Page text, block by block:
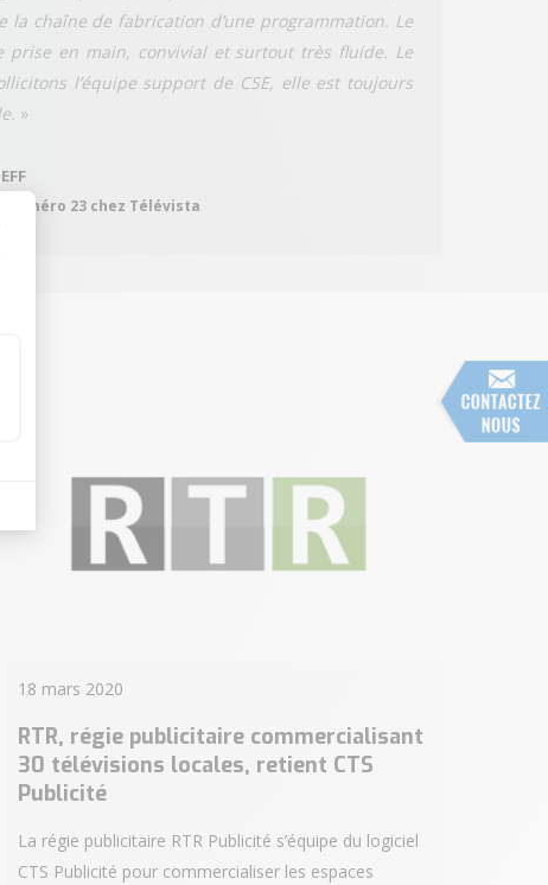
vos Options
la chaîne de fabrication d’une programmation. Le
prise en main, convivial et surtout très fluide. Le
l’équipe support de CSE, elle est toujours
»
Numéro 23 chez Télévista
18 mars 2020
RTR, régie publicitaire commercialisant
30 télévisions locales, retient CTS
Publicité
La régie publicitaire RTR Publicité s’équipe du logiciel
CTS Publicité pour commercialiser les espaces